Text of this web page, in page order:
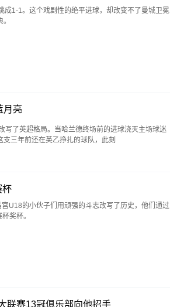
1-1。这个戏剧性的绝平进球，却改变不了曼城卫冕
月亮
了英超格局。当哈兰德终场前的进球浇灭主场球迷
三年前还在英乙挣扎的球队，此刻
杯
U18的小伙子们用顽强的斗志改写了历史，他们通过
奖杯。
联赛13冠俱乐部向他招手